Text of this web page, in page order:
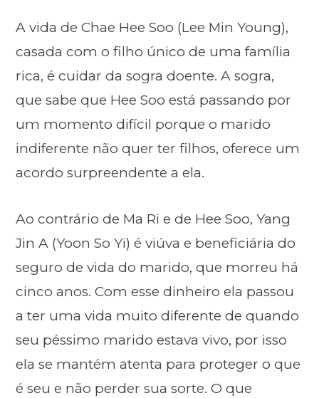
A vida de Chae Hee Soo (Lee Min Young),
casada com o filho único de uma família
rica, é cuidar da sogra doente. A sogra,
que sabe que Hee Soo está passando por
um momento difícil porque o marido
indiferente não quer ter filhos, oferece um
acordo surpreendente a ela.
Ao contrário de Ma Ri e de Hee Soo, Yang
Jin A (Yoon So Yi) é viúva e beneficiária do
seguro de vida do marido, que morreu há
cinco anos. Com esse dinheiro ela passou
a ter uma vida muito diferente de quando
seu péssimo marido estava vivo, por isso
ela se mantém atenta para proteger o que
é seu e não perder sua sorte. O que